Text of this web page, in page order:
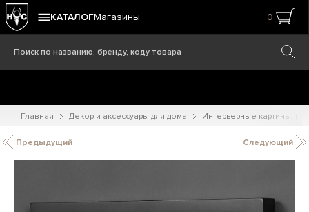
КАТАЛОГМагазины 0
Главная Декор и аксессуары для дома Интерьерные картины,
Предыдущий Следующий